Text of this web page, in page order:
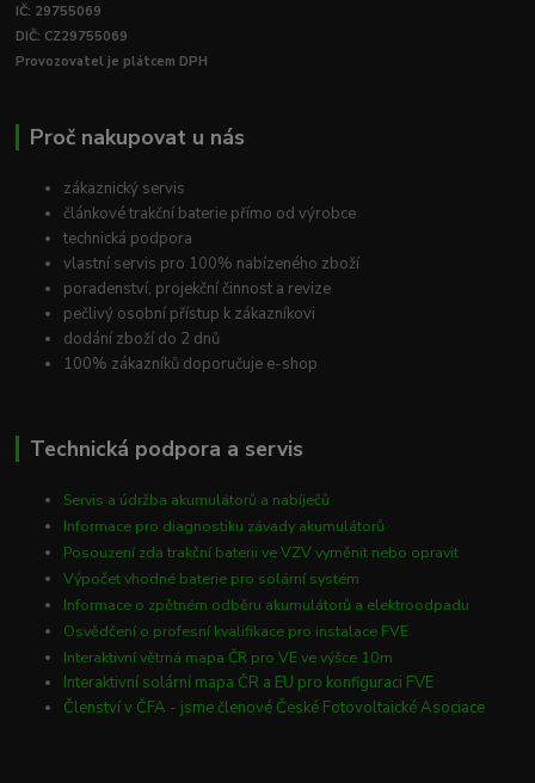
IČ: 29755069
DIČ: CZ29755069
Provozovatel je plátcem DPH
Proč nakupovat u nás
zákaznický servis
článkové trakční baterie přímo od výrobce
technická podpora
vlastní servis pro 100% nabízeného zboží
poradenství, projekční činnost a revize
pečlivý osobní přístup k zákazníkovi
dodání zboží do 2 dnů
100% zákazníků doporučuje e-shop
Technická podpora a servis
Servis a údržba akumulátorů a nabíječů
Informace pro diagnostiku závady akumulátorů
Posouzení zda trakční baterii ve VZV vyměnit nebo opravit
Výpočet vhodné baterie pro solární systém
Informace o zpětném odběru akumulátorů a elektroodpadu
Osvědčení o profesní kvalifikace pro instalace FVE
Interaktivní větrná mapa ČR pro VE ve výšce 10m
Interaktivní solární mapa ČR a EU pro konfiguraci FVE
Členství v ČFA - jsme členové České Fotovoltaické Asociace